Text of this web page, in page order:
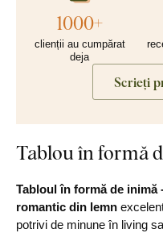
1000+
clienții au cumpărat
deja
Scrieți
Tablou în formă
Tabloul în formă de inimă
romantic din lemn
potrivi de minune în living